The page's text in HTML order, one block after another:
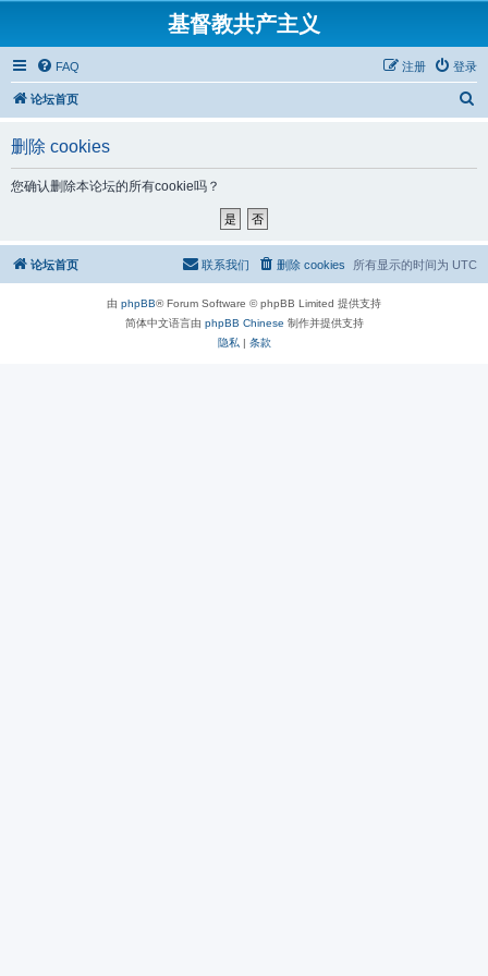
基督教共产主义
FAQ 登录
注册
论坛首页
删除 cookies
您确认删除本论坛的所有cookie吗？
论坛首页 所有显示的时间为 UTC
删除 cookies
联系我们
由 phpBB® Forum Software © phpBB Limited 提供支持
简体中文语言由 phpBB Chinese 制作并提供支持
隐私 | 条款